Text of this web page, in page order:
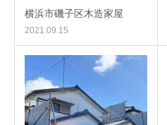
横浜市磯子区木造家屋
2021.09.15